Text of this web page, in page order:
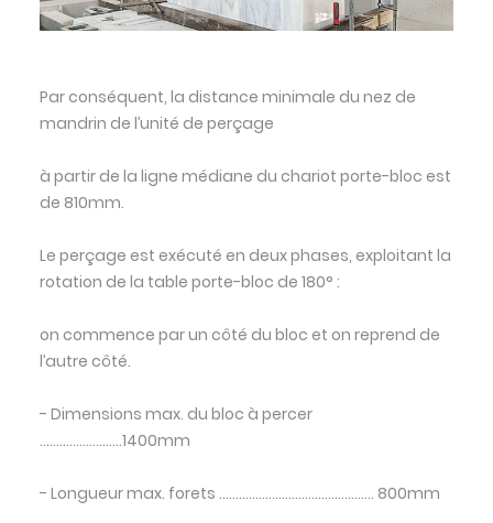
Par conséquent, la distance minimale du nez de
mandrin de l’unité de perçage
à partir de la ligne médiane du chariot porte-bloc est
de 810mm.
Le perçage est exécuté en deux phases, exploitant la
rotation de la table porte-bloc de 180° :
on commence par un côté du bloc et on reprend de
l’autre côté.
- Dimensions max. du bloc à percer
.........................1400mm
- Longueur max. forets ............................................... 800mm